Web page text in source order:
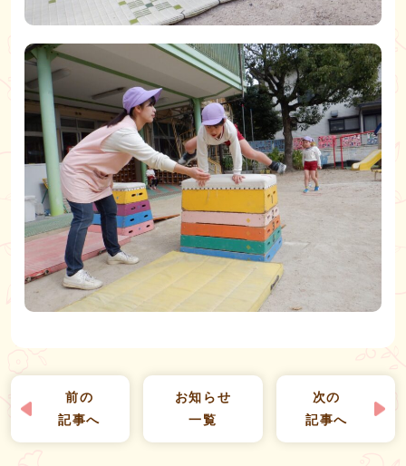
前の
記事へ
お知らせ
一覧
次の
記事へ